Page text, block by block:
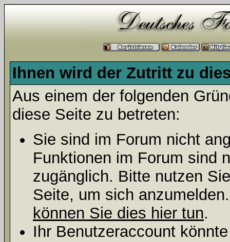
Ihnen wird der Zutritt zu
Aus einem der folgenden
diese Seite zu betreten:
Sie sind im Forum nicht
Funktionen im Forum sind
zugänglich. Bitte nutzen
Seite, um sich
können Sie dies hier tun.
Ihr Benutzeraccount